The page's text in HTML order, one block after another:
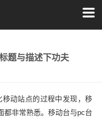
题与描述下功夫
动站点的过程中发现，移
都非常熟悉。移动台与pc台